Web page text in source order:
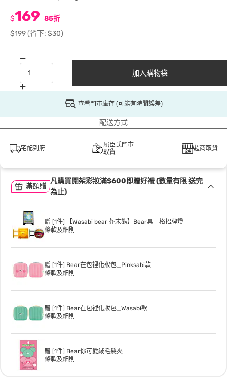
$169 85折
$199(省下: $30)
加入購物袋
查看門市庫存 (可能有時間誤差)
配送方式
宅配到府
屈臣氏門市
取貨
超商取貨
滿額贈
凡購買開架彩妝滿$600即贈好禮 (數量有限 送完
為止)
贈 [1件] 【Wasabi bear 芥末熊】Bear具一格招牌燈
條款及細則
贈 [1件] Bear在包裡化妝包_Pinksabi款
條款及細則
贈 [1件] Bear在包裡化妝包_Wasabi款
條款及細則
贈 [1件] Bear你可愛絨毛髮夾
條款及細則